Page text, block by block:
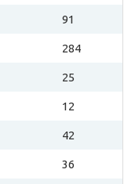
91
284
25
12
42
36